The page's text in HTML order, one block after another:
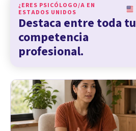
¿ERES PSICÓLOGO/A EN
ESTADOS UNIDOS
Destaca entre toda tu
competencia
profesional.